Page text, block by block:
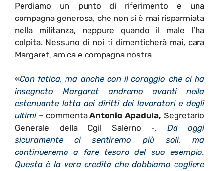
Perdiamo un punto di riferimento e una
compagna generosa, che non si è mai risparmiata
nella militanza, neppure quando il male l’ha
colpita. Nessuno di noi ti dimenticherà mai, cara
Margaret, amica e compagna nostra.
«Con fatica, ma anche con il coraggio che ci ha
insegnato Margaret andremo avanti nella
estenuante lotta dei diritti dei lavoratori e degli
ultimi– commentaAntonio Apadula, Segretario
Generale della Cgil Salerno -. Da oggi
sicuramente ci sentiremo più soli, ma
continueremo a fare tesoro del suo esempio.
Questa è la vera eredità che dobbiamo cogliere